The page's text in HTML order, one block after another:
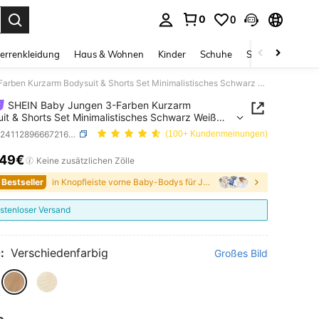
0 0
Haus & Wohnen Kinder Schuhe Schmuck &
SHEIN Baby Jungen 3-Farben Kurzarm Bodysuit & Shorts Set Minimalistisches Schwarz Weiß Khaki Baumwolle Rippen Sommer Lässig Urlaub Outfit Lockerer Schnitt Frühling
SHEIN Baby Jungen 3-Farben Kurzarm
& Shorts Set Minimalistisches Schwarz Weiß
Rippen Sommer Lässig Urlaub Outfit
Schnitt Frühling
SKU: sa2411289666721625 (100+ Kundenmeinungen)
AND AVAILABILITY
Keine zusätzlichen Zölle
in Knopfleiste vorne Baby-Bodys für Jungen
Versand
Verschiedenfarbig Großes Bild